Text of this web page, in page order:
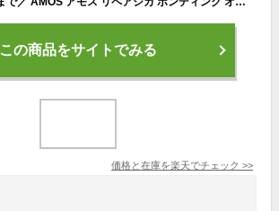
この商品をサイトでみる
価格と在庫を楽天でチェック >>